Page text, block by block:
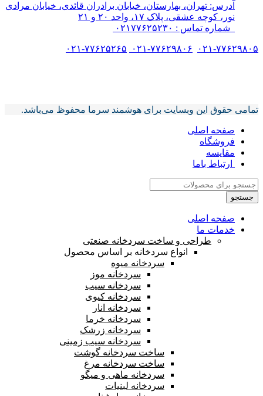
آدرس: تهران، بهارستان، خیابان برادران قائدی، خیابان مرادی
نور، کوچه عشقی، پلاک ۱۷، واحد ۲۰ و ۲۱
شماره تماس : ۰۲۱۷۷۶۲۵۲۳۰
۰۲۱-۷۷۶۲۹۸۰۵ ۰۲۱-۷۷۶۲۹۸۰۶ ۰۲۱-۷۷۶۲۵۲۶۵
تمامی حقوق این وبسایت برای هوشمند سرما محفوظ می‌باشد.
صفحه اصلی
فروشگاه
مقایسه
ارتباط باما
جستجو
صفحه اصلی
خدمات ما
طراحی و ساخت سردخانه صنعتی
انواع سردخانه بر اساس محصول
سردخانه میوه
سردخانه موز
سردخانه سیب
سردخانه کیوی
سردخانه انار
سردخانه خرما
سردخانه زرشک
سردخانه سیب زمینی
ساخت سردخانه گوشت
ساخت سردخانه مرغ
سردخانه ماهی و میگو
سردخانه لبنیات